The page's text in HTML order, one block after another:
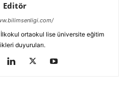
Editör
ortaokul lise üniversite eğitim
duyuruları.